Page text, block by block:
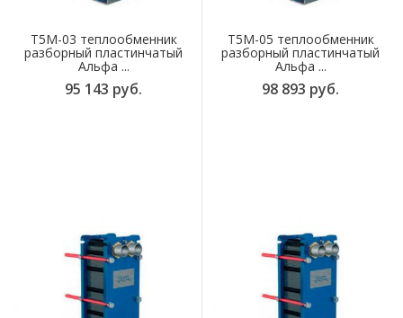
T5M-03 теплообменник
разборный пластинчатый
Альфа ...
95 143 руб.
T5M-05 теплообменник
разборный пластинчатый
Альфа ...
98 893 руб.